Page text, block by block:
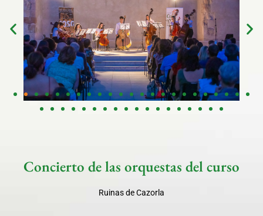
Concierto de las orquestas del curso
Ruinas de Cazorla